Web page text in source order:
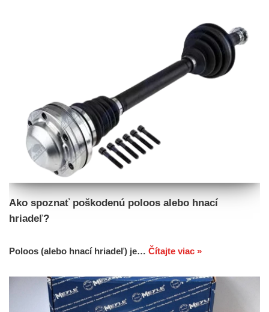
Ako spoznať poškodenú poloos alebo hnací
hriadeľ?
Poloos (alebo hnací hriadeľ) je… Čítajte viac »